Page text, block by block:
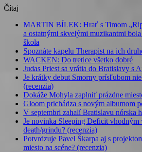
Čítaj
MARTIN BÍLEK: Hrať s Timom
a ostatnými skvelými muzikantmi bola
škola
Spoznáte kapelu Therapist na ich
WACKEN: Do tretice všetko dobré
Judas Priest sa vrátia do Bratislavy s
Je krátky debut Smorny prísľubom
(recenzia)
Dokáže Mohyla zaplniť prázdne
Gloom prichádza s novým albumom
V septembri zahalí Bratislavu nórska
Je novinka Sleeping Deficit vhodným
death/grindu? (recenzia)
Potvrdzuje Pavel Škarpa aj s
miesto na scéne? (recenzia)